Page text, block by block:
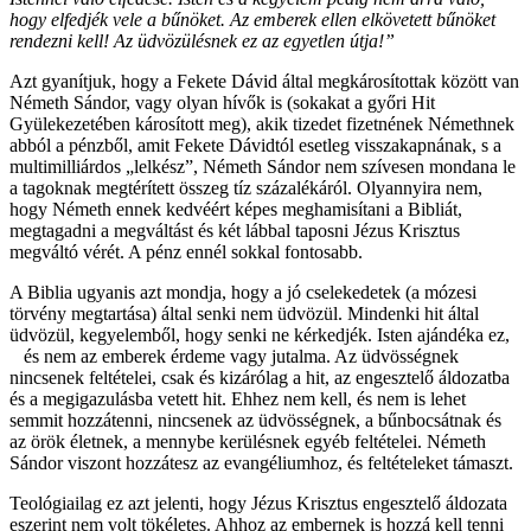
hogy elfedjék vele a bűnöket. Az emberek ellen elkövetett bűnöket
rendezni kell! Az üdvözülésnek ez az egyetlen útja!”
Azt gyanítjuk, hogy a Fekete Dávid által megkárosítottak között van
Németh Sándor, vagy olyan hívők is (sokakat a győri Hit
Gyülekezetében károsított meg), akik tizedet fizetnének Némethnek
abból a pénzből, amit Fekete Dávidtól esetleg visszakapnának, s a
multimilliárdos „lelkész”, Németh Sándor nem szívesen mondana le
a tagoknak megtérített összeg tíz százalékáról. Olyannyira nem,
hogy Németh ennek kedvéért képes meghamisítani a Bibliát,
megtagadni a megváltást és két lábbal taposni Jézus Krisztus
megváltó vérét. A pénz ennél sokkal fontosabb.
A Biblia ugyanis azt mondja, hogy a jó cselekedetek (a mózesi
törvény megtartása) által senki nem üdvözül. Mindenki hit által
üdvözül, kegyelemből, hogy senki ne kérkedjék. Isten ajándéka ez,
és nem az emberek érdeme vagy jutalma. Az üdvösségnek
nincsenek feltételei, csak és kizárólag a hit, az engesztelő áldozatba
és a megigazulásba vetett hit. Ehhez nem kell, és nem is lehet
semmit hozzátenni, nincsenek az üdvösségnek, a bűnbocsátnak és
az örök életnek, a mennybe kerülésnek egyéb feltételei. Németh
Sándor viszont hozzátesz az evangéliumhoz, és feltételeket támaszt.
Teológiailag ez azt jelenti, hogy Jézus Krisztus engesztelő áldozata
eszerint nem volt tökéletes. Ahhoz az embernek is hozzá kell tenni